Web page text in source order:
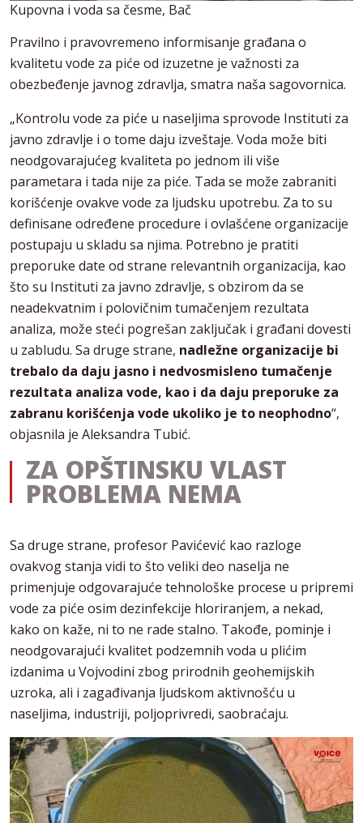
Kupovna i voda sa česme, Bač
Pravilno i pravovremeno informisanje građana o
kvalitetu vode za piće od izuzetne je važnosti za
obezbeđenje javnog zdravlja, smatra naša sagovornica.
„Kontrolu vode za piće u naseljima sprovode Instituti za
javno zdravlje i o tome daju izveštaje. Voda može biti
neodgovarajućeg kvaliteta po jednom ili više
parametara i tada nije za piće. Tada se može zabraniti
korišćenje ovakve vode za ljudsku upotrebu. Za to su
definisane određene procedure i ovlašćene organizacije
postupaju u skladu sa njima. Potrebno je pratiti
preporuke date od strane relevantnih organizacija, kao
što su Instituti za javno zdravlje, s obzirom da se
neadekvatnim i polovičnim tumačenjem rezultata
analiza, može steći pogrešan zaključak i građani dovesti
u zabludu. Sa druge strane, nadležne organizacije bi
trebalo da daju jasno i nedvosmisleno tumačenje
rezultata analiza vode, kao i da daju preporuke za
zabranu korišćenja vode ukoliko je to neophodno“,
objasnila je Aleksandra Tubić.
ZA OPŠTINSKU VLAST
PROBLEMA NEMA
Sa druge strane, profesor Pavićević kao razloge
ovakvog stanja vidi to što veliki deo naselja ne
primenjuje odgovarajuće tehnološke procese u pripremi
vode za piće osim dezinfekcije hloriranjem, a nekad,
kako on kaže, ni to ne rade stalno. Takođe, pominje i
neodgovarajući kvalitet podzemnih voda u plićim
izdanima u Vojvodini zbog prirodnih geohemijskih
uzroka, ali i zagađivanja ljudskom aktivnošću u
naseljima, industriji, poljoprivredi, saobraćaju.